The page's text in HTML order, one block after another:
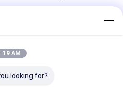
hiệu suất cao
AM
looking for?